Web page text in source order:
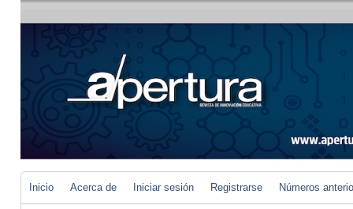
Inicio Acerca de Iniciar sesión Registrarse Números